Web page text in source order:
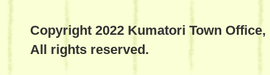
Copyright 2022 Kumatori Town Office,
All rights reserved.